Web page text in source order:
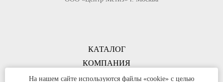
КОМПАНИЯ
КАТАЛОГ
КОНТАКТЫ
На нашем сайте используются файлы «cookie» с целью